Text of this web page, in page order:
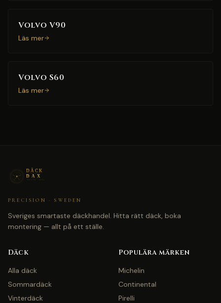
Volvo V90
Läs mer
Volvo S60
Läs mer
PRECISION · SWEDEN
Sveriges smartaste däckhandel. Hitta rätt däck, boka
montering — allt på ett ställe.
Däck
Alla däck
Sommardäck
Vinterdäck
Populära märken
Michelin
Continental
Pirelli